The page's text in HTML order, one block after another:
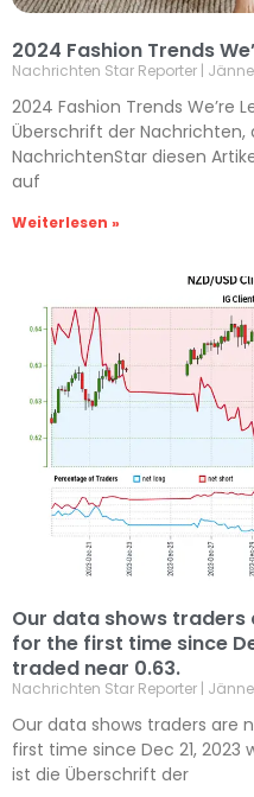
2024 Fashion Trends
Nachrichten Star Reporter
2024 Fashion Trends We’re
Überschrift der Nachrichten,
NachrichtenStar diesen
auf
Weiterlesen »
Our data shows traders
for the first time since
traded near 0.63.
Nachrichten Star Reporter
Our data shows traders are
first time since Dec 21, 2023
ist die Überschrift der